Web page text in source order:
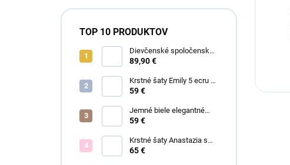
TOP 10 PRODUKTOV
Dievčenské spoločenské
šaty Garden
89,90 €
Krstné šaty Emily 5 ecru s
čipkou
59 €
Jemné biele elegantné
šaty Ariel
59 €
Krstné šaty Anastazia s
čipkou v štýle Royal Baby
65 €